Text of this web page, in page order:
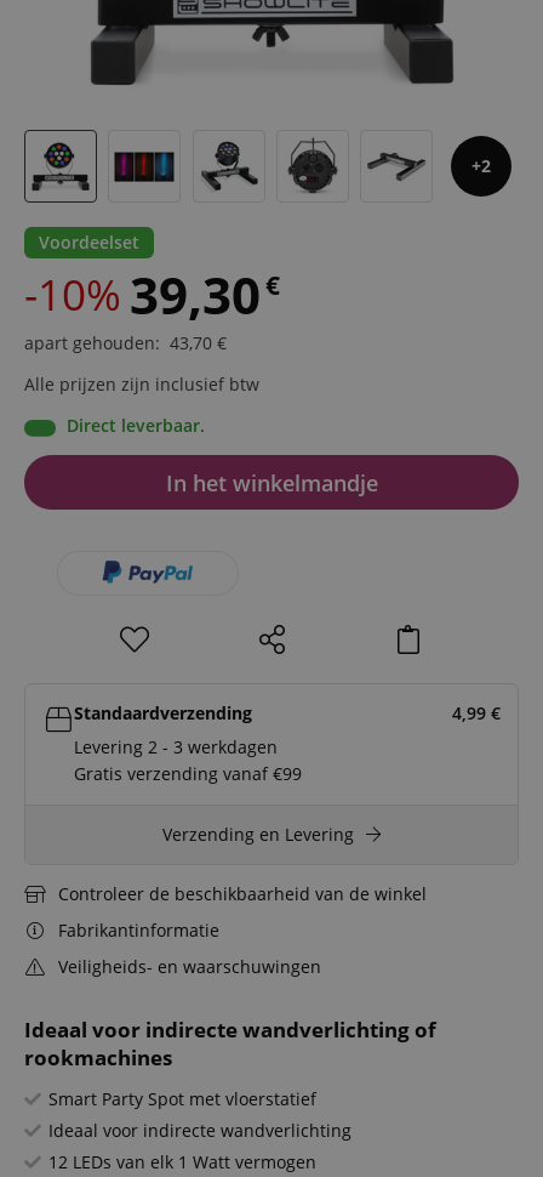
2
Ideaal voor indirecte wandverlichting of
rookmachines
Smart Party Spot met vloerstatief
Ideaal voor indirecte wandverlichting
12 LEDs van elk 1 Watt vermogen
Voordeelset
-10% 39,30€
apart gehouden: 43,70 €
Alle prijzen zijn inclusief btw
Direct leverbaar.
In het winkelmandje
Standaardverzending 4,99 €
Levering 2 - 3 werkdagen
Gratis verzending vanaf €99
Verzending en Levering
Controleer de beschikbaarheid van de winkel
Fabrikantinformatie
Veiligheids- en waarschuwingen